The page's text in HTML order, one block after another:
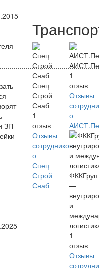
ЗП
Спец
Строй
Снаб
1
отзыв
Отзывы
сотрудников
о
Спец
Строй
Снаб
1
отзыв
Отзывы
о
ФККГруп
—
и
1
отзыв
Отзывы